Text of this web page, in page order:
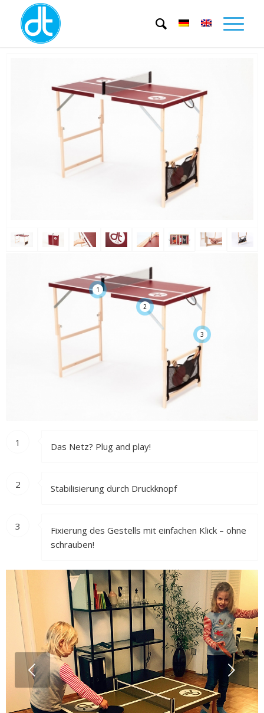
1
2
3
1 Das Netz? Plug and play!
2 Stabilisierung durch Druckknopf
3
Fixierung des Gestells mit einfachen Klick – ohne
schrauben!
Weiter